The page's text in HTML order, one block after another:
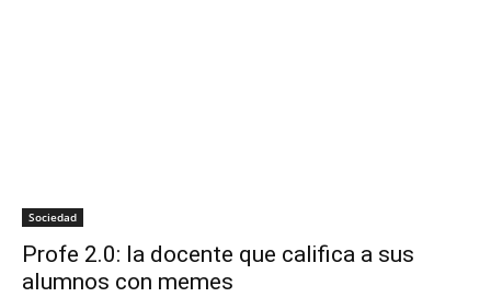
Sociedad
Profe 2.0: la docente que califica a sus
alumnos con memes